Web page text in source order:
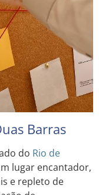
Barras
do Rio de
lugar encantador,
e repleto de